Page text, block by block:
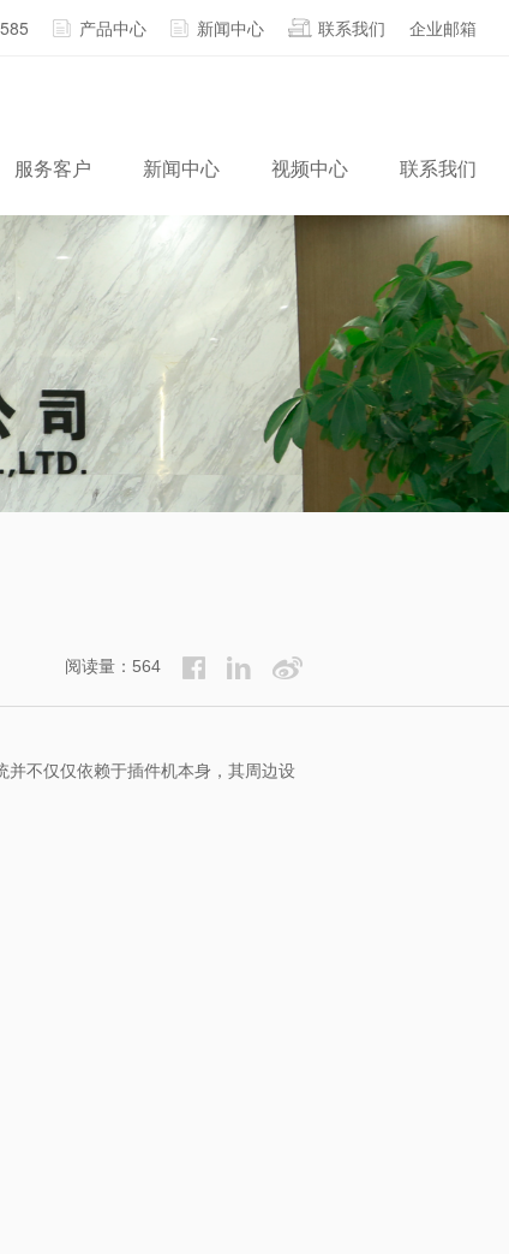
产品中心 新闻中心 联系我们 企业邮箱
服务客户 新闻中心 视频中心 联系我们
阅读量：564
不仅仅依赖于插件机本身，其周边设